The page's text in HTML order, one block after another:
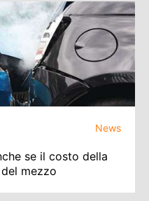
News
se il costo della
mezzo